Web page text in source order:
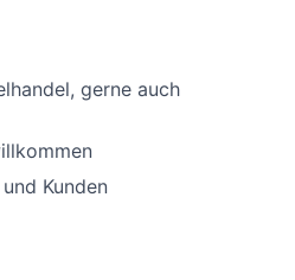
gerne auch
Kunden